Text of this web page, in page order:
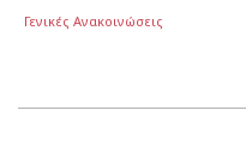
Γενικές Ανακοινώσεις